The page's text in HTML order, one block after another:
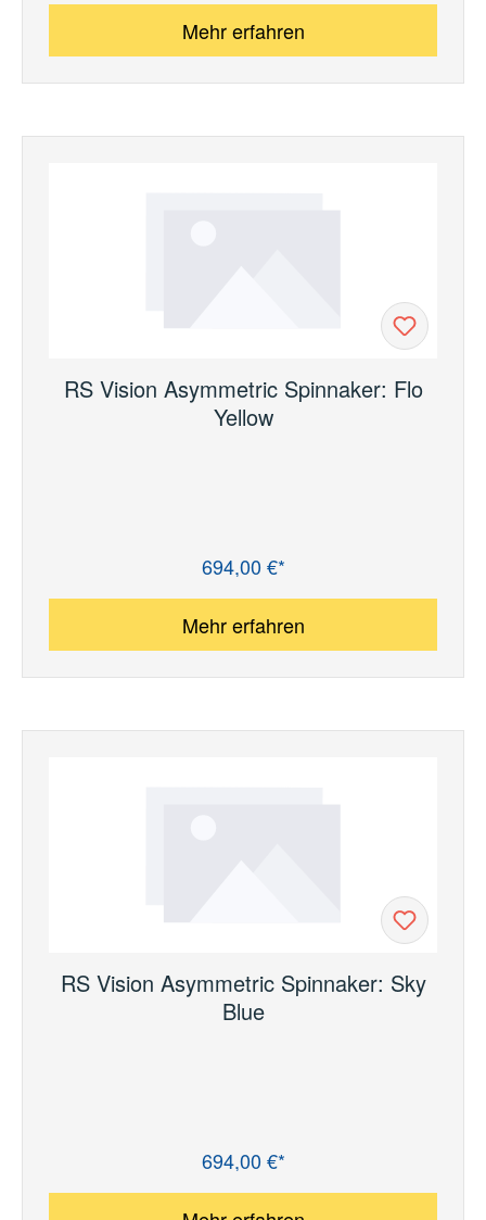
Mehr erfahren
RS Vision Asymmetric Spinnaker: Flo
Yellow
694,00 €*
Mehr erfahren
RS Vision Asymmetric Spinnaker: Sky
Blue
694,00 €*